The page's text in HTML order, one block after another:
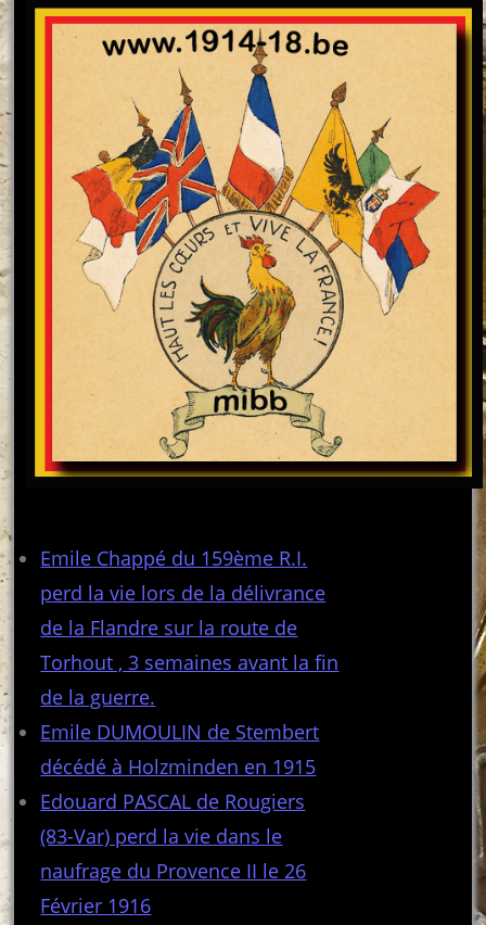
Emile Chappé du 159ème R.I.
perd la vie lors de la délivrance
de la Flandre sur la route de
Torhout , 3 semaines avant la fin
de la guerre.
Emile DUMOULIN de Stembert
décédé à Holzminden en 1915
Edouard PASCAL de Rougiers
(83-Var) perd la vie dans le
naufrage du Provence II le 26
Février 1916